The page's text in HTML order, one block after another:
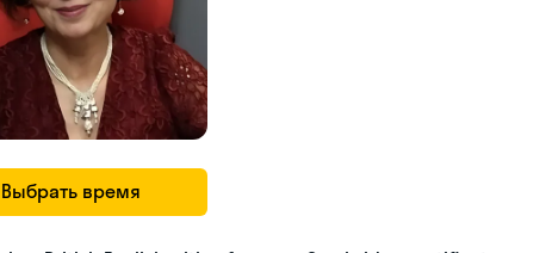
Выбрать время